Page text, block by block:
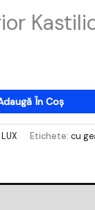
În Coș
Etichete: cu